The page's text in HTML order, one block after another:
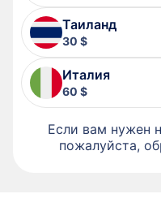
Таиланд
30 $
Италия
60 $
Если вам нужен
пожалуйста,